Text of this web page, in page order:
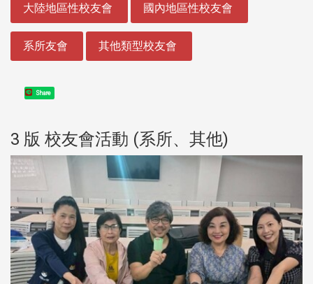
大陸地區性校友會 國內地區性校友會
系所友會 其他類型校友會
Share
3 版 校友會活動 (系所、其他)